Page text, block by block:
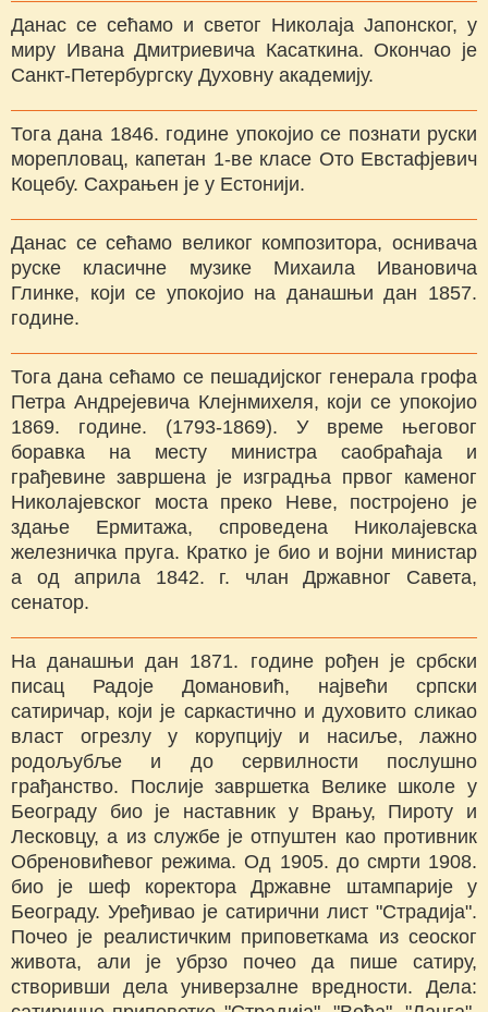
Данас се сећамо и светог Николаја Јапонског, у
миру Ивана Дмитриевича Касаткина. Окончао је
Санкт-Петербургску Духовну академију.
Тога дана 1846. године упокојио се познати руски
морепловац, капетан 1-ве класе Ото Евстафјевич
Коцебу. Сахрањен је у Естонији.
Данас се сећамо великог композитора, оснивача
руске класичне музике Михаила Ивановича
Глинке, који се упокојио на данашњи дан 1857.
године.
Тога дана сећамо се пешадијског генерала грофа
Петра Андрејевича Клејнмихеля, који се упокојио
1869. године. (1793-1869). У време његовог
боравка на месту министра саобраћаја и
грађевине завршена је изградња првог каменог
Николајевског моста преко Неве, постројено је
здање Ермитажа, спроведена Николајевска
железничка пруга. Кратко је био и војни министар
а од априла 1842. г. члан Државног Савета,
сенатор.
На данашњи дан 1871. године рођен је србски
писац Радоје Домановић, највећи српски
сатиричар, који је саркастично и духовито сликао
власт огрезлу у корупцију и насиље, лажно
родољубље и до сервилности послушно
грађанство. Послије завршетка Велике школе у
Београду био је наставник у Врању, Пироту и
Лесковцу, а из службе је отпуштен као противник
Обреновићевог режима. Од 1905. до смрти 1908.
био је шеф коректора Државне штампарије у
Београду. Уређивао је сатирични лист "Страдија".
Почео је реалистичким приповеткама из сеоског
живота, али је убрзо почео да пише сатиру,
створивши дела универзалне вредности. Дела: